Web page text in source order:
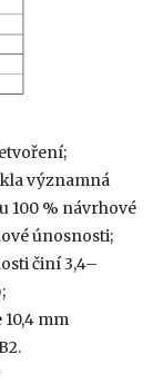
významná
100 % návrhové
únosnosti;
činí 3,4–
mm